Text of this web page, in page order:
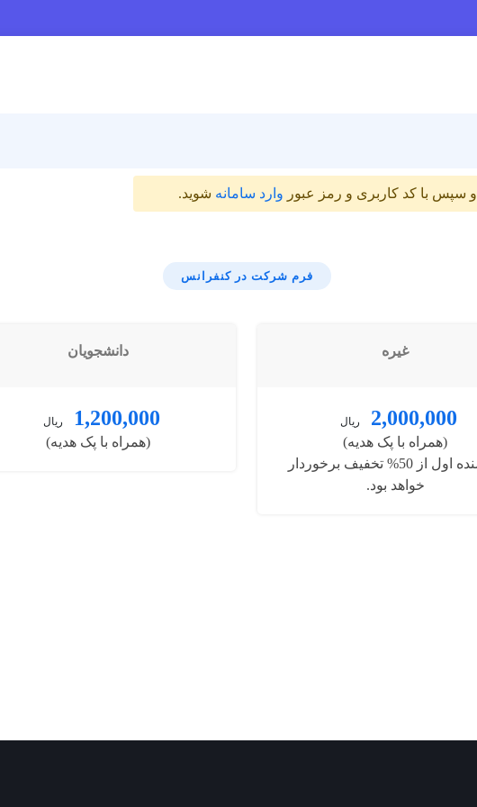
و سپس با کد کاربری و رمز عبور وارد سامانه شوید.
فرم شرکت در کنفرانس
غیره
2,000,000 ریال
(همراه با پک هدیه)
نویسنده اول از 50% تخفیف برخوردار
خواهد بود.
دانشجویان
1,200,000 ریال
(همراه با پک هدیه)